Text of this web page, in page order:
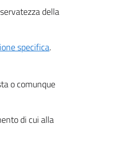
della
specifica.
o comunque
di cui alla